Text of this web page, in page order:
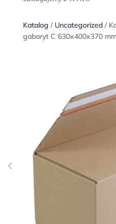
Katalog / Uncategorized/
gabaryt C 630x400x370